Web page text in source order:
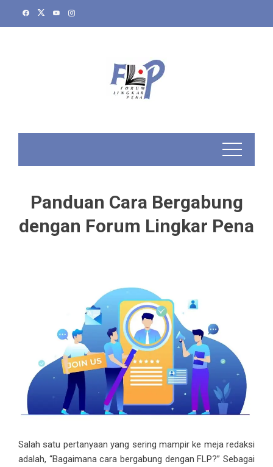
Panduan Cara Bergabung
dengan Forum Lingkar Pena
Salah satu pertanyaan yang sering mampir ke meja redaksi
adalah, “Bagaimana cara bergabung dengan FLP?” Sebagai